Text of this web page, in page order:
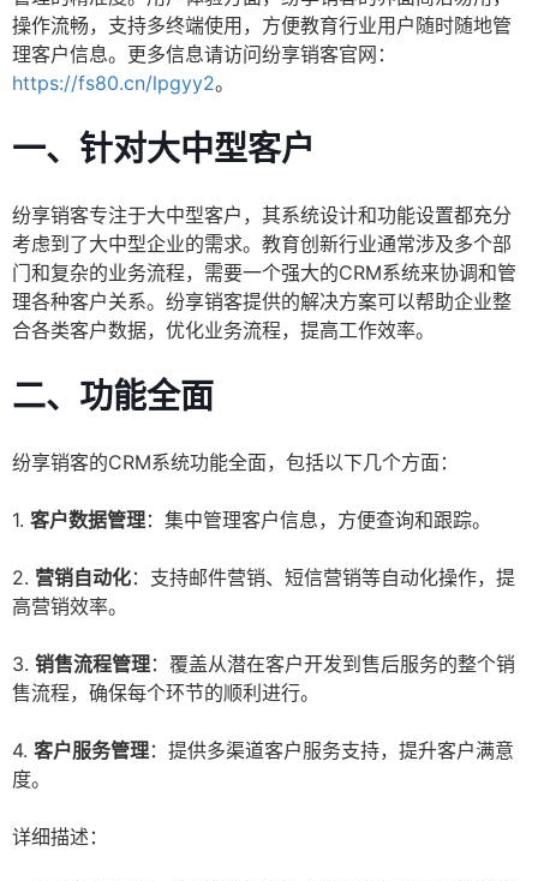
操作流畅，支持多终端使用，方便教育行业用户随时随地管
理客户信息。更多信息请访问纷享销客官网：
https://fs80.cn/lpgyy2。
一、针对大中型客户
纷享销客专注于大中型客户，其系统设计和功能设置都充分
考虑到了大中型企业的需求。教育创新行业通常涉及多个部
门和复杂的业务流程，需要一个强大的CRM系统来协调和管
理各种客户关系。纷享销客提供的解决方案可以帮助企业整
合各类客户数据，优化业务流程，提高工作效率。
二、功能全面
纷享销客的CRM系统功能全面，包括以下几个方面：
1. 客户数据管理：集中管理客户信息，方便查询和跟踪。
2. 营销自动化：支持邮件营销、短信营销等自动化操作，提
高营销效率。
3. 销售流程管理：覆盖从潜在客户开发到售后服务的整个销
售流程，确保每个环节的顺利进行。
4. 客户服务管理：提供多渠道客户服务支持，提升客户满意
度。
详细描述：